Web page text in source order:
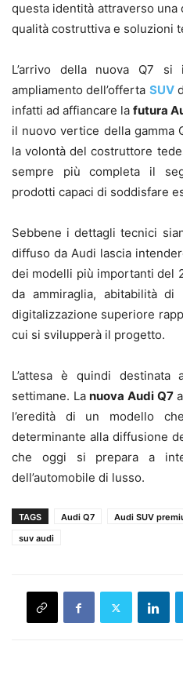
questa identità attraverso una
qualità costruttiva e soluzioni
L’arrivo della nuova Q7 si
ampliamento dell’offerta SUV
infatti ad affiancare la futura
il nuovo vertice della gamma
la volontà del costruttore
sempre più completa il
prodotti capaci di soddisfare
Sebbene i dettagli tecnici
diffuso da Audi lascia
dei modelli più importanti del
da ammiraglia, abitabilità
digitalizzazione superiore
cui si svilupperà il progetto.
L’attesa è quindi
settimane. Lanuova Audi Q7
l’eredità di un modello
determinante alla diffusione
che oggi si prepara a
dell’automobile di lusso.
TAGS Audi Q7 Audi SUV
suv audi